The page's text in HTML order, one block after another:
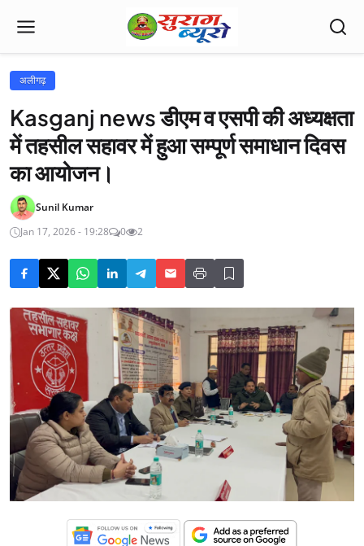
अलीगढ़
Kasganj news डीएम व एसपी की अध्यक्षता
में तहसील सहावर में हुआ सम्पूर्ण समाधान दिवस
का आयोजन।
Sunil Kumar
Jan 17, 2026 - 19:28
0 2